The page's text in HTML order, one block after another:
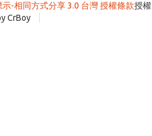
示-相同方式分享 3.0 台灣 授權條款授權
CrBoy